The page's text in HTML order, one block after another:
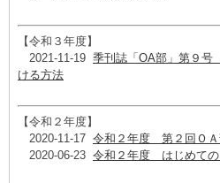
​【令和３年度】
2021-11-19 季刊誌「OA部」第９
ける方法
​【令和２年度】
2020-11-17 令和２年度 第２回ＯＡ
2020-06-23 令和２年度 はじめての